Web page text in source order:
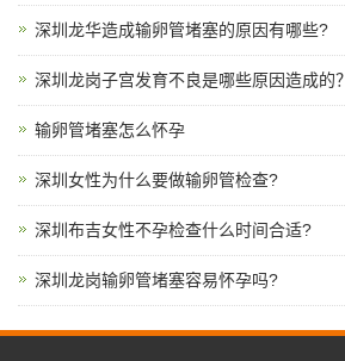
深圳龙华造成输卵管堵塞的原因有哪些?
深圳龙岗子宫发育不良是哪些原因造成的？
输卵管堵塞怎么怀孕
深圳女性为什么要做输卵管检查?
深圳布吉女性不孕检查什么时间合适?
深圳龙岗输卵管堵塞容易怀孕吗?